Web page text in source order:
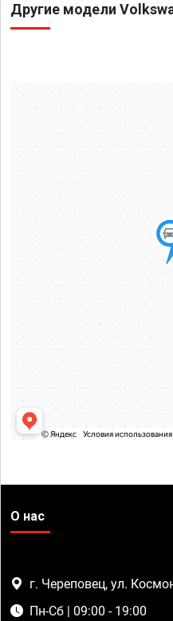
Другие модели
О нас
г. Череповец, ул.
Пн-Сб | 09:00 - 19:00